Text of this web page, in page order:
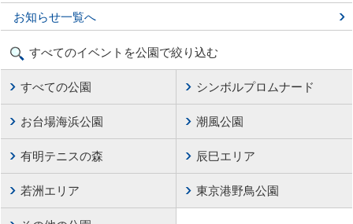
お知らせ一覧へ
すべてのイベントを公園で絞り込む
すべての公園 シンボルプロムナード
お台場海浜公園 潮風公園
有明テニスの森 辰巳エリア
若洲エリア 東京港野鳥公園